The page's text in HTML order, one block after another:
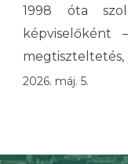
1998 óta
képviselőként
megtiszteltetés,
2026. máj. 5.